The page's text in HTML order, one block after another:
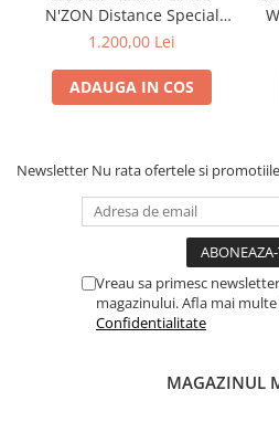
N'ZON Distance Special
Feeder 3.60m 90g | Daiwa
1.200,00 Lei
ADAUGA IN COS
Newsletter Nu rata ofertele si
Vreau sa primesc
magazinului. Afla mai multe
Confidentialitate
MAGAZINUL